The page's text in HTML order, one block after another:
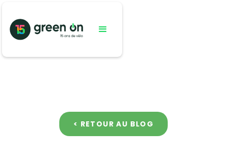
< RETOUR AU BLOG